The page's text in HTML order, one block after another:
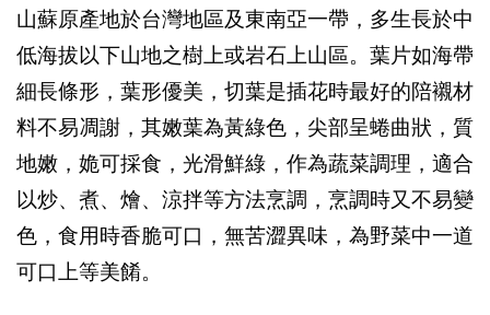
山蘇原產地於台灣地區及東南亞一帶，多生長於中
低海拔以下山地之樹上或岩石上山區。葉片如海帶
細長條形，葉形優美，切葉是插花時最好的陪襯材
料不易凋謝，其嫩葉為黃綠色，尖部呈蜷曲狀，質
地嫩，姽可採食，光滑鮮綠，作為蔬菜調理，適合
以炒、煮、燴、涼拌等方法烹調，烹調時又不易變
色，食用時香脆可口，無苦澀異味，為野菜中一道
可口上等美餚。